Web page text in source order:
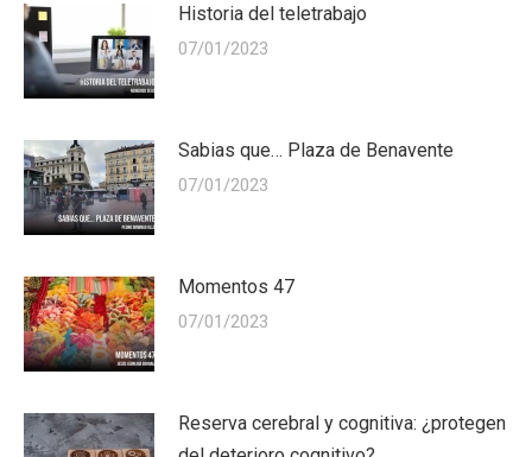
Historia del teletrabajo
07/01/2023
Sabias que… Plaza de Benavente
07/01/2023
Momentos 47
07/01/2023
Reserva cerebral y cognitiva: ¿protegen